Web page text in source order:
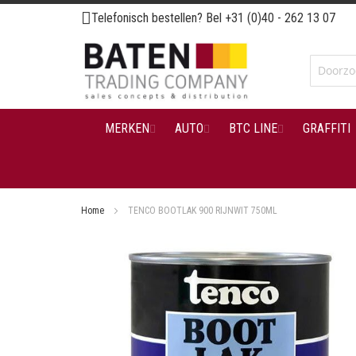
Ga
naar
de
inhoud
Telefonisch bestellen? Bel +31 (0)40 - 262 13 07
MERKEN AUTO BTC LINE GRAFFITI
Home TENCO BOOTLAK 900 RIJNWIT 750ML
afbeeldingen-